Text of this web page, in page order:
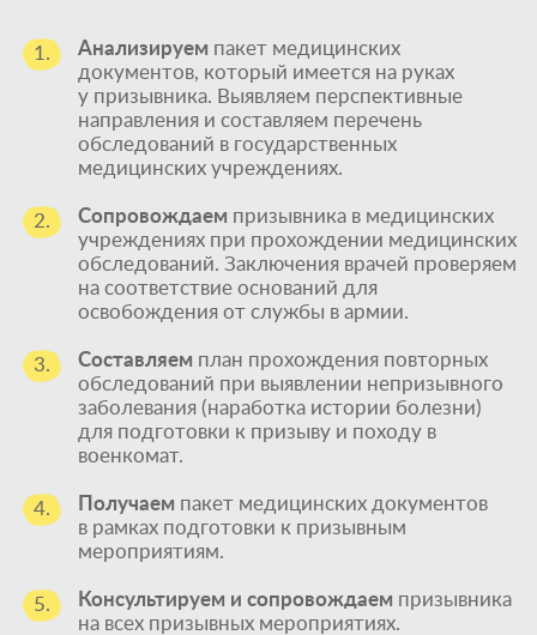
1. Анализируем пакет медицинских
документов, который имеется на руках
у призывника. Выявляем перспективные
направления и составляем перечень
обследований в государственных
медицинских учреждениях.
2. Сопровождаем призывника в медицинских
учреждениях при прохождении медицинских
обследований. Заключения врачей проверяем
на соответствие оснований для
освобождения от службы в армии.
3. Составляем план прохождения повторных
обследований при выявлении непризывного
заболевания (наработка истории болезни)
для подготовки к призыву и походу в
военкомат.
4. Получаем пакет медицинских документов
в рамках подготовки к призывным
мероприятиям.
5. Консультируем и сопровождаем призывника
на всех призывных мероприятиях.